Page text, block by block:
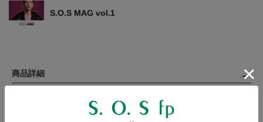
S.O.S MAG vol.1
商品詳細
ホースシュー 幅：約10.7mm / 高さ：約11.7mm